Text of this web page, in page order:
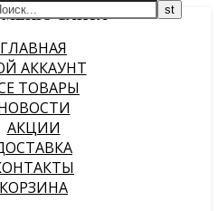
МЕНЮ САЙТА
ГЛАВНАЯ
АККАУНТ
ТОВАРЫ
АКЦИИ
КОРЗИНА